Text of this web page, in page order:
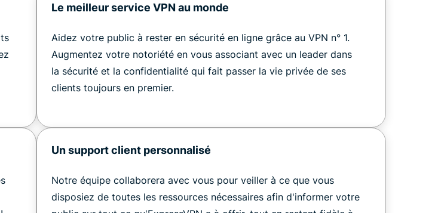
Le meilleur service VPN au monde
Aidez votre public à rester en sécurité en ligne grâce au VPN n° 1.
Augmentez votre notoriété en vous associant avec un leader dans
la sécurité et la confidentialité qui fait passer la vie privée de ses
clients toujours en premier.
Un support client personnalisé
Notre équipe collaborera avec vous pour veiller à ce que vous
disposiez de toutes les ressources nécessaires afin d'informer votre